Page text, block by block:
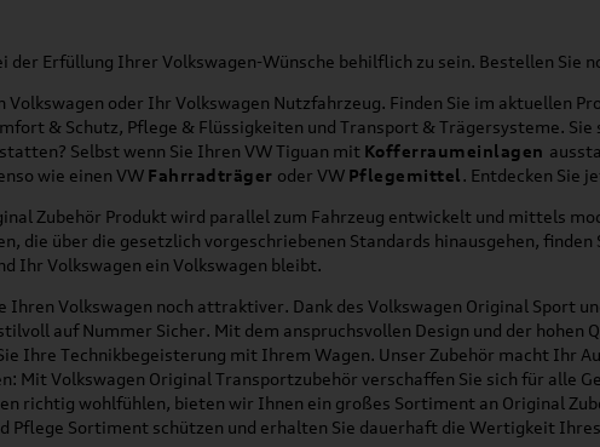
der Erfüllung Ihrer Volkswagen-Wünsche behilflich zu sein. Bestellen Sie
Volkswagen oder Ihr Volkswagen Nutzfahrzeug. Finden Sie im aktuellen
& Schutz, Pflege & Flüssigkeiten und Transport & Trägersysteme. Sie
Selbst wenn Sie Ihren VW Tiguan mit Kofferraumeinlagen
wie einen VW Fahrradträger oder VW Pflegemittel. Entdecken Sie
Zubehör Produkt wird parallel zum Fahrzeug entwickelt und mittels
die über die gesetzlich vorgeschriebenen Standards hinausgehen,
Ihr Volkswagen ein Volkswagen bleibt.
Ihren Volkswagen noch attraktiver. Dank des Volkswagen Original
auf Nummer Sicher. Mit dem anspruchsvollen Design und der
Ihre Technikbegeisterung mit Ihrem Wagen. Unser Zubehör macht Ihr
Mit Volkswagen Original Transportzubehör verschaffen Sie sich für alle
richtig wohlfühlen, bieten wir Ihnen ein großes Sortiment an Original
Pflege Sortiment schützen und erhalten Sie dauerhaft die Wertigkeit